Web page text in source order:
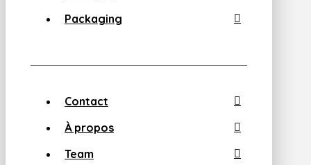
Packaging
Contact
À propos
Team